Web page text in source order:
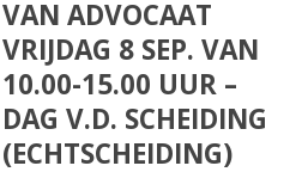
VAN ADVOCAAT
VRIJDAG 8 SEP. VAN
10.00-15.00 UUR –
DAG V.D. SCHEIDING
(ECHTSCHEIDING)